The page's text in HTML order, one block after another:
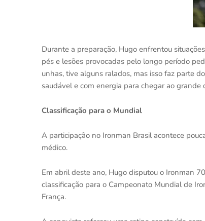
Durante a preparação, Hugo enfrentou
pés e lesões provocadas pelo longo período
unhas, tive alguns ralados, mas isso faz parte
saudável e com energia para chegar ao grande
Classificação para o Mundial
A participação no Ironman Brasil acontece
médico.
Em abril deste ano, Hugo disputou o Ironman
classificação para o Campeonato Mundial de
França.